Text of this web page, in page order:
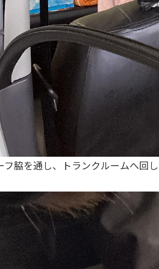
フ脇を通し、トランクルームへ回